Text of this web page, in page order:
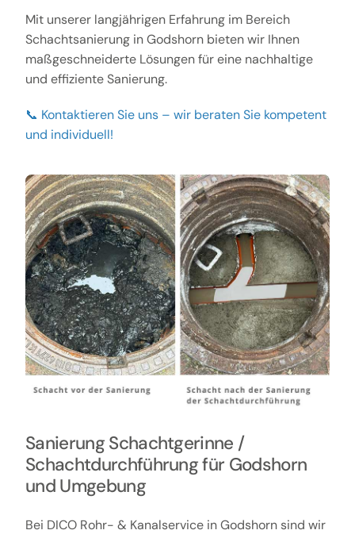
Mit unserer langjährigen Erfahrung im Bereich
Schachtsanierung in Godshorn bieten wir Ihnen
maßgeschneiderte Lösungen für eine nachhaltige
und effiziente Sanierung.
📞 Kontaktieren Sie uns – wir beraten Sie kompetent
und individuell!
Sanierung Schachtgerinne /
Schachtdurchführung für Godshorn
und Umgebung
Bei DICO Rohr- & Kanalservice in Godshorn sind wir